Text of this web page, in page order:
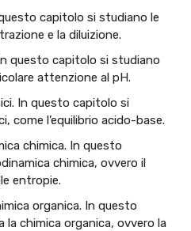
capitolo si studiano le
e la diluizione.
questo capitolo si studiano
attenzione al pH.
In questo capitolo si
come l’equilibrio acido-base.
chimica. In questo
chimica, ovvero il
entropie.
organica. In questo
la chimica organica, ovvero la